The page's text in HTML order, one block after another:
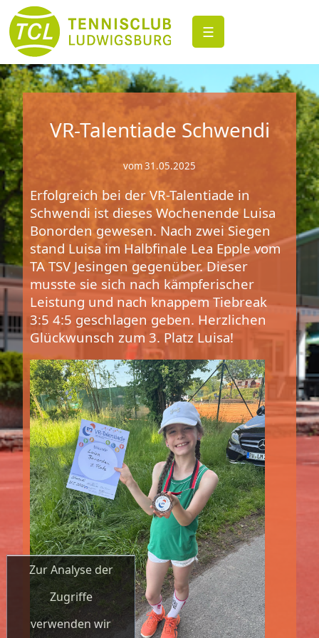
Zur Analyse der
Zugriffe
verwenden wir
☰
VR-Talentiade Schwendi
vom 31.05.2025
Erfolgreich bei der VR-Talentiade in
Schwendi ist dieses Wochenende Luisa
Bonorden gewesen. Nach zwei Siegen
stand Luisa im Halbfinale Lea Epple vom
TA TSV Jesingen gegenüber. Dieser
musste sie sich nach kämpferischer
Leistung und nach knappem Tiebreak
3:5 4:5 geschlagen geben. Herzlichen
Glückwunsch zum 3. Platz Luisa!